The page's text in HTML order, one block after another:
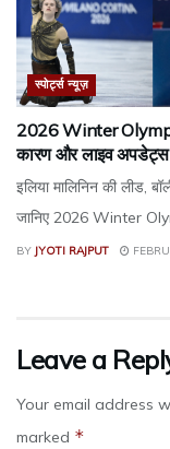
स्पोर्ट्स न्यूज़
2026 Winter
कारण और लाइव अपडेट्स
इलिया मालिनिन की
जानिए 2026 Winter
BY JYOTI RAJPUT
Leave a
Your email address
marked *